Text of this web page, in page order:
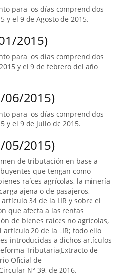
para los días comprendidos
y el 9 de Agosto de 2015.
2015)
para los días comprendidos
y el 9 de febrero del año
06/2015)
para los días comprendidos
y el 9 de Julio de 2015.
05/2015)
de tributación en base a
que tengan como
raíces agrícolas, la minería
ajena o de pasajeros,
34 de la LIR y sobre el
que afecta a las rentas
de bienes raíces no agrícolas,
artículo 20 de la LIR; todo ello
introducidas a dichos artículos
Tributaria(Extracto de
Oficial de
N° 39, de 2016.